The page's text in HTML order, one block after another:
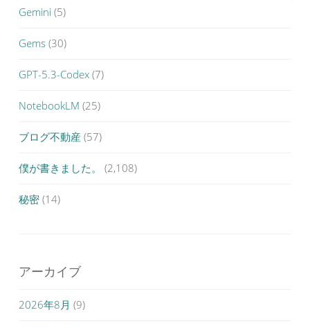
Gemini (5)
Gems (30)
GPT-5.3-Codex (7)
NotebookLM (25)
ブログ不動産 (57)
僕が書きました。 (2,108)
秘密 (14)
アーカイブ
2026年8月 (9)